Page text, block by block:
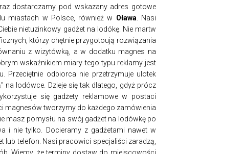
dostarczamy pod wskazany adres gotowe
miastach w Polsce, również w Oława . Nasi
nietuzinkowy gadżet na lodókę. Nie martw
którzy chętnie przygotoują rozwiązania
z wizytówką, a w dodatku magnes na
wskaźnikiem miary tego typu reklamy jest
odbiorca nie przetrzymuje ulotek
lodówce. Dzieje się tak dlatego, gdyż prócz
się gadżety reklamowe w postaci
magnesów tworzymy do każdego zamówienia
masz pomysłu na swój gadżet na lodówkę po
i nie tylko. Docieramy z gadżetami nawet w
lub telefon. Nasi pracowici specjaliści zaradzą,